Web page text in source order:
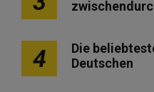
4
Die
Deutschen